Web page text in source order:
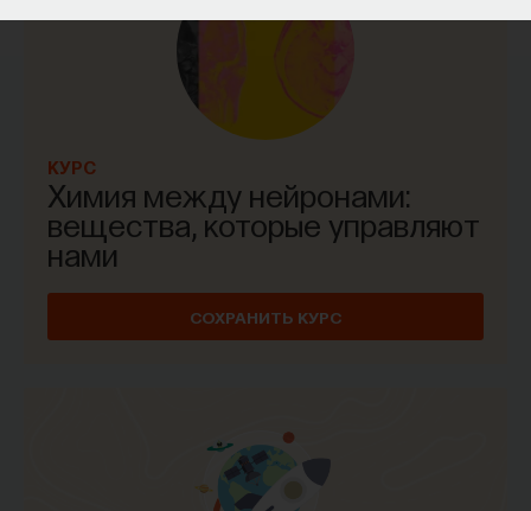
КУРС
Химия между нейронами:
вещества, которые управляют
нами
СОХРАНИТЬ КУРС